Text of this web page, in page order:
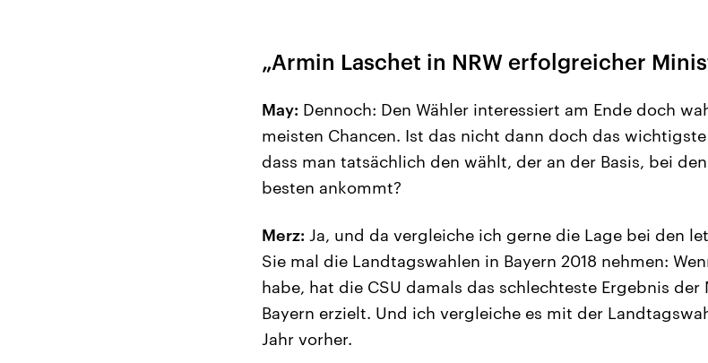
„Armin Laschet in NRW erfolgreicher
May: Dennoch: Den Wähler interessiert am Ende doch
meisten Chancen. Ist das nicht dann doch das
dass man tatsächlich den wählt, der an der Basis, bei
besten ankommt?
Merz: Ja, und da vergleiche ich gerne die Lage bei den
Sie mal die Landtagswahlen in Bayern 2018 nehmen:
habe, hat die CSU damals das schlechteste Ergebnis
Bayern erzielt. Und ich vergleiche es mit der
Jahr vorher.